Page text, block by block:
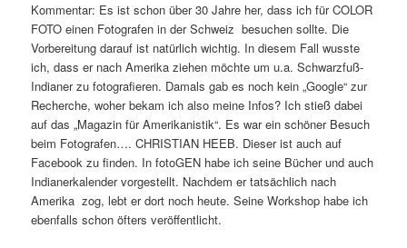
Kommentar: Es ist schon über 30 Jahre her, dass ich für COLOR
FOTO einen Fotografen in der Schweiz besuchen sollte. Die
Vorbereitung darauf ist natürlich wichtig. In diesem Fall wusste
ich, dass er nach Amerika ziehen möchte um u.a. Schwarzfuß-
Indianer zu fotografieren. Damals gab es noch kein „Google“ zur
Recherche, woher bekam ich also meine Infos? Ich stieß dabei
auf das „Magazin für Amerikanistik“. Es war ein schöner Besuch
beim Fotografen…. CHRISTIAN HEEB. Dieser ist auch auf
Facebook zu finden. In fotoGEN habe ich seine Bücher und auch
Indianerkalender vorgestellt. Nachdem er tatsächlich nach
Amerika zog, lebt er dort noch heute. Seine Workshop habe ich
ebenfalls schon öfters veröffentlicht.